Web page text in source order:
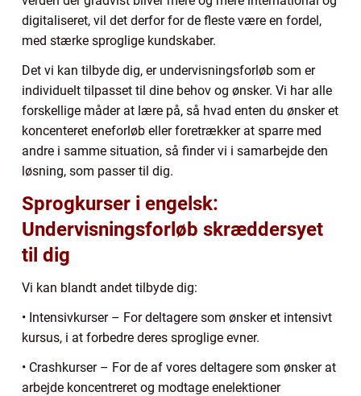
digitaliseret, vil det derfor for de fleste være en fordel,
med stærke sproglige kundskaber.
Det vi kan tilbyde dig, er undervisningsforløb som er
individuelt tilpasset til dine behov og ønsker. Vi har alle
forskellige måder at lære på, så hvad enten du ønsker et
koncenteret eneforløb eller foretrækker at sparre med
andre i samme situation, så finder vi i samarbejde den
løsning, som passer til dig.
Sprogkurser i engelsk:
Undervisningsforløb skræddersyet
til dig
Vi kan blandt andet tilbyde dig:
• Intensivkurser – For deltagere som ønsker et intensivt
kursus, i at forbedre deres sproglige evner.
• Crashkurser – For de af vores deltagere som ønsker at
arbejde koncentreret og modtage enelektioner